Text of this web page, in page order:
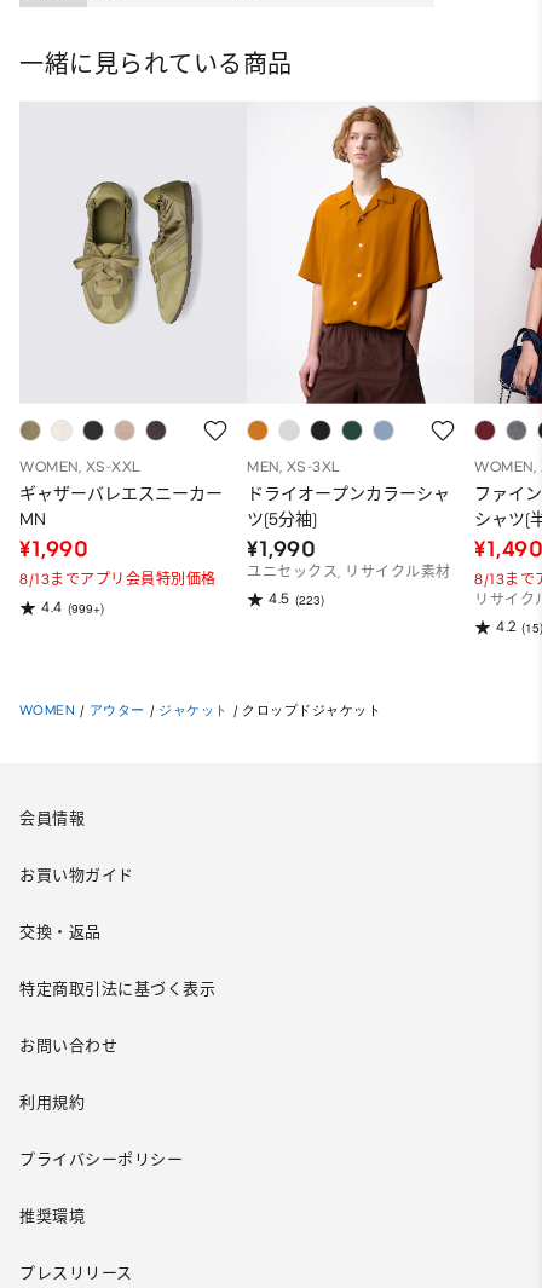
ト
一緒に見られている商品
WOMEN, XS-XXL
ギャザーバレエスニーカー
MN
¥1,990
8/13までアプリ会員特別価格
4.4 (999+)
MEN, XS-3XL
ドライオープンカラーシャ
ツ(5分袖)
¥1,990
ユニセックス, リサイクル素材
4.5 (223)
WOMEN,
ファイ
シャツ(
8/13まで
リサイク
4.2 (15)
WOMEN / アウター / ジャケット / クロップドジャケット
会員情報
お買い物ガイド
交換・返品
特定商取引法に基づく表示
お問い合わせ
利用規約
プライバシーポリシー
推奨環境
プレスリリース